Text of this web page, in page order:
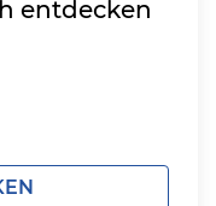
entdecken